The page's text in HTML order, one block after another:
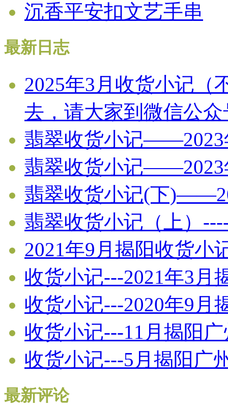
沉香平安扣文艺手串
最新日志
2025年3月收货小记（
去，请大家到微信公
翡翠收货小记——2023
翡翠收货小记——2023
翡翠收货小记(下
翡翠收货小记（上）
2021年9月揭阳收货小
收货小记---2021年3月
收货小记---2020年9月
收货小记---11月揭阳
收货小记---5月揭阳广
最新评论